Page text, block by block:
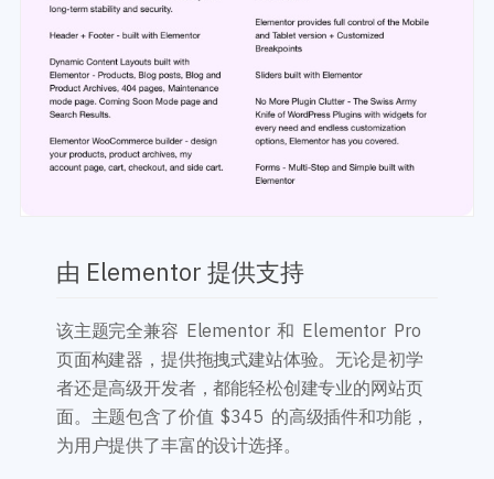
由 Elementor 提供支持
该主题完全兼容 Elementor 和 Elementor Pro
页面构建器，提供拖拽式建站体验。无论是初学
者还是高级开发者，都能轻松创建专业的网站页
面。主题包含了价值 $345 的高级插件和功能，
为用户提供了丰富的设计选择。